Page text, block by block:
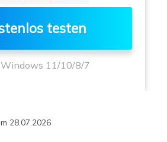
testen
11/10/8/7
28.07.2026